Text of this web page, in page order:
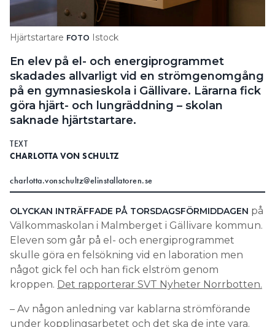
Personuppgifter
Search for:
Hjärtstartare FOTO Istock
En elev på el- och energiprogrammet
skadades allvarligt vid en strömgenomgång
på en gymnasieskola i Gällivare. Lärarna fick
göra hjärt- och lungräddning – skolan
saknade hjärtstartare.
TEXT
CHARLOTTA VON SCHULTZ
charlotta.vonschultz@elinstallatoren.se
OLYCKAN INTRÄFFADE PÅ TORSDAGSFÖRMIDDAGEN på
Välkommaskolan i Malmberget i Gällivare kommun.
Eleven som går på el- och energiprogrammet
skulle göra en felsökning vid en laboration men
något gick fel och han fick elström genom
kroppen. Det rapporterar SVT Nyheter Norrbotten.
– Av någon anledning var kablarna strömförande
under kopplingsarbetet och det ska de inte vara.